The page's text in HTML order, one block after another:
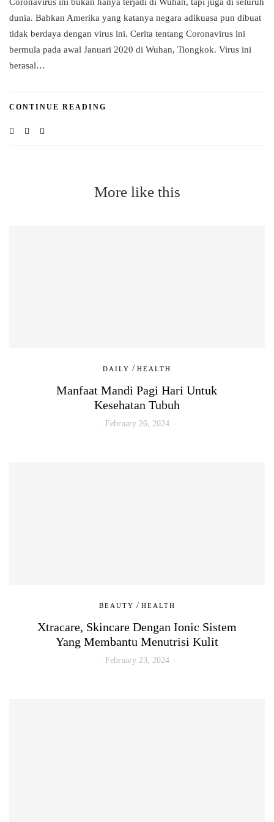
dunia. Bahkan Amerika yang katanya negara adikuasa pun dibuat
tidak berdaya dengan virus ini. Cerita tentang Coronavirus ini
bermula pada awal Januari 2020 di Wuhan, Tiongkok. Virus ini
berasal…
CONTINUE READING
More like this
DAILY / HEALTH
Manfaat Mandi Pagi Hari Untuk
Kesehatan Tubuh
February 26, 2024
BEAUTY / HEALTH
Xtracare, Skincare Dengan Ionic Sistem
Yang Membantu Menutrisi Kulit
February 23, 2024